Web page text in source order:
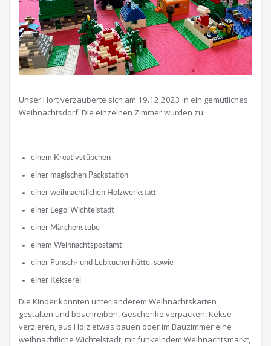
Unser Hort verzauberte sich am 19.12.2023 in ein gemütliches
Weihnachtsdorf. Die einzelnen Zimmer wurden zu
einem Kreativstübchen
einer magischen Packstation
einer weihnachtlichen Holzwerkstatt
einer Lego-Wichtelstadt
einer Märchenstube
einem Weihnachtspostamt
einer Punsch- und Lebkuchenhütte, sowie
einer Kekserei
Die Kinder konnten unter anderem Weihnachtskarten
gestalten und beschreiben, Geschenke verpacken, Kekse
verzieren, aus Holz etwas bauen oder im Bauzimmer eine
weihnachtliche Wichtelstadt, mit funkelndem Weihnachtsmarkt,